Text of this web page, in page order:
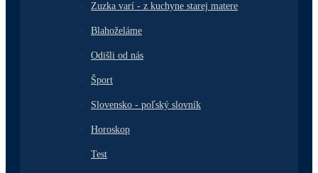
Zuzka varí - z kuchyne starej matere
Blahoželáme
Odišli od nás
Šport
Slovensko - poľský slovník
Horoskop
Test